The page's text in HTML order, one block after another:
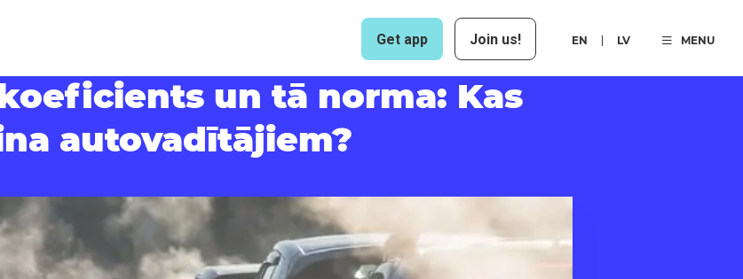
Get app Join us! EN LV MENU
un tā norma: Kas
autovadītājiem?